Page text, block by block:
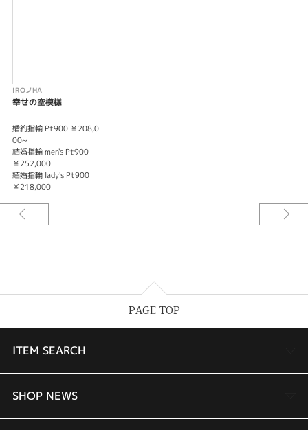
IROノHA
幸せの空模様
婚約指輪 Pt900 ￥208,0
00~
結婚指輪 men's Pt900
￥252,000
結婚指輪 lady's Pt900
￥218,000
PAGE TOP
ITEM SEARCH
婚約指輪
SHOP NEWS